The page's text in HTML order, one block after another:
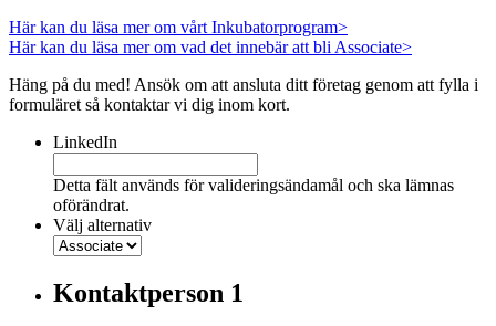
Här kan du läsa mer om vårt Inkubatorprogram>
Här kan du läsa mer om vad det innebär att bli Associate>
Häng på du med! Ansök om att ansluta ditt företag genom att fylla i
formuläret så kontaktar vi dig inom kort.
LinkedIn
Detta fält används för valideringsändamål och ska lämnas
oförändrat.
Välj alternativ
Kontaktperson 1